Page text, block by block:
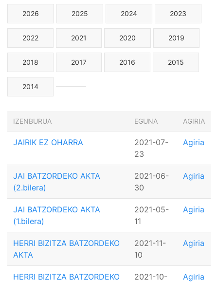
2026 2025 2024 2023
2022 2021 2020 2019
2018 2017 2016 2015
2014
IZENBURUA EGUNA AGIRIA
JAIRIK EZ OHARRA
2021-07-
23
Agiria
JAI BATZORDEKO AKTA
(2.bilera)
2021-06-
30
Agiria
JAI BATZORDEKO AKTA
(1.bilera)
2021-05-
11
Agiria
HERRI BIZITZA BATZORDEKO
AKTA
2021-11-
10
Agiria
HERRI BIZITZA BATZORDEKO
2021-10-
Agiria